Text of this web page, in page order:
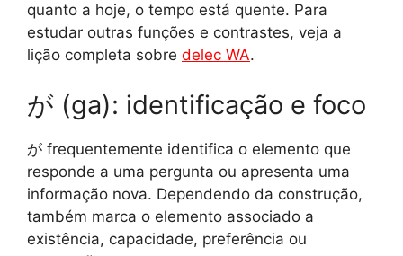
quanto a hoje, o tempo está quente. Para
estudar outras funções e contrastes, veja a
lição completa sobre delec WA.
が (ga): identificação e foco
が frequentemente identifica o elemento que
responde a uma pergunta ou apresenta uma
informação nova. Dependendo da construção,
também marca o elemento associado a
existência, capacidade, preferência ou